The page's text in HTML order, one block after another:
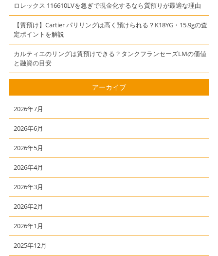
ロレックス 116610LVを急ぎで現金化するなら質預りが最適な理由
【質預け】Cartier パリリングは高く預けられる？K18YG・15.9gの査
定ポイントを解説
カルティエのリングは質預けできる？タンクフランセーズLMの価値
と融資の目安
アーカイブ
2026年7月
2026年6月
2026年5月
2026年4月
2026年3月
2026年2月
2026年1月
2025年12月